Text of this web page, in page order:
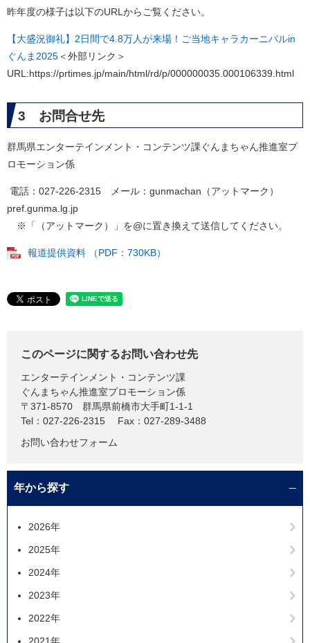
昨年度の様子は以下のURLからご覧ください。
【大盛況御礼】2日間で4.8万人が来場！ご当地キャラカーニバルin
ぐんま2025＜外部リンク＞
URL:https://prtimes.jp/main/html/rd/p/000000035.000106339.html
3 お問合せ先
群馬県エンターテインメント・コンテンツ課ぐんまちゃん推進室プ
ロモーション係
電話：027-226-2315 メール：gunmachan（アットマーク）
pref.gunma.lg.jp
​ ※「（アットマーク）」を@に置き換えて送信してください。
報道提供資料 （PDF：730KB）
このページに関するお問い合わせ先
エンターテインメント・コンテンツ課
ぐんまちゃん推進室プロモーション係
〒371-8570
群馬県前橋市大手町1-1-1
Tel：027-226-2315
Fax：027-289-3488
お問い合わせフォーム
年から探す
2026年
2025年
2024年
2023年
2022年